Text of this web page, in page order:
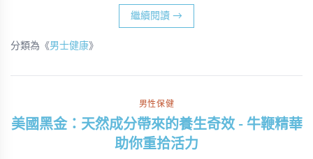
繼續閱讀 →
分類為《男士健康》
男性保健
美國黑金：天然成分帶來的養生奇效 - 牛鞭精華
助你重拾活力